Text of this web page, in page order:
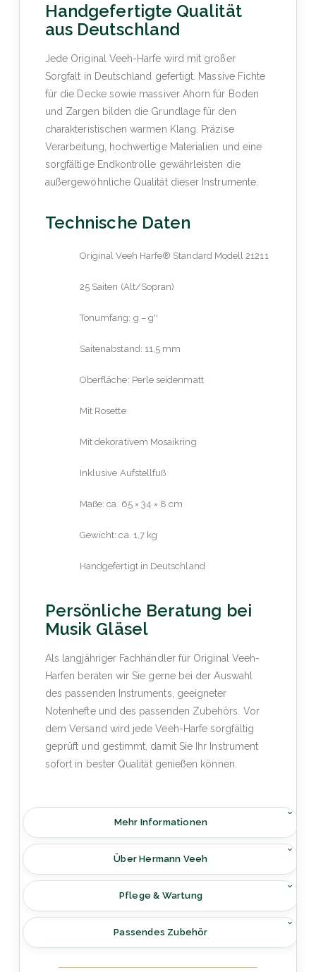
Handgefertigte Qualität
aus Deutschland
Jede Original Veeh-Harfe wird mit großer
Sorgfalt in Deutschland gefertigt. Massive Fichte
für die Decke sowie massiver Ahorn für Boden
und Zargen bilden die Grundlage für den
charakteristischen warmen Klang. Präzise
Verarbeitung, hochwertige Materialien und eine
sorgfältige Endkontrolle gewährleisten die
außergewöhnliche Qualität dieser Instrumente.
Technische Daten
Original Veeh Harfe® Standard Modell 21211
25 Saiten (Alt/Sopran)
Tonumfang: g – g''
Saitenabstand: 11,5 mm
Oberfläche: Perle seidenmatt
Mit Rosette
Mit dekorativem Mosaikring
Inklusive Aufstellfuß
Maße: ca. 65 × 34 × 8 cm
Gewicht: ca. 1,7 kg
Handgefertigt in Deutschland
Persönliche Beratung bei
Musik Gläsel
Als langjähriger Fachhändler für Original Veeh-
Harfen beraten wir Sie gerne bei der Auswahl
des passenden Instruments, geeigneter
Notenhefte und des passenden Zubehörs. Vor
dem Versand wird jede Veeh-Harfe sorgfältig
geprüft und gestimmt, damit Sie Ihr Instrument
sofort in bester Qualität genießen können.
Mehr Informationen
Über Hermann Veeh
Pflege & Wartung
Passendes Zubehör